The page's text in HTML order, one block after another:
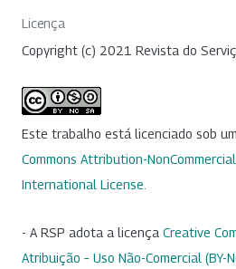
Licença
Copyright (c) 2021 Revista do
Este trabalho está licenciado sob
Commons Attribution-
International License
- A RSP adota a licença Creative
Atribuição – Uso Não-Comercial (BY-